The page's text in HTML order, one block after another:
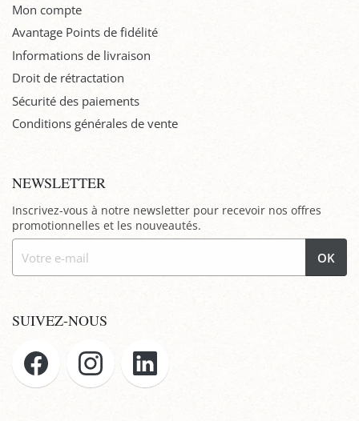
Mon compte
Avantage Points de fidélité
Informations de livraison
Droit de rétractation
Sécurité des paiements
Conditions générales de vente
NEWSLETTER
Inscrivez-vous à notre newsletter pour recevoir nos offres
promotionnelles et les nouveautés.
OK
SUIVEZ-NOUS